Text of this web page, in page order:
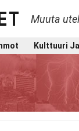
Muuta
Kulttuuri